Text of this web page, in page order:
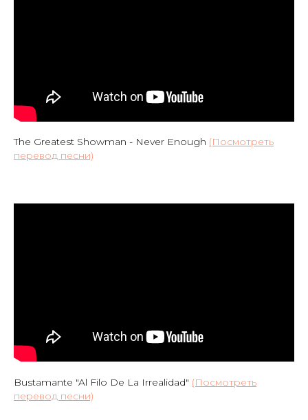
The Greatest Showman - Never Enough (Посмотреть
перевод песни)
Bustamante "Al Filo De La Irrealidad" (Посмотреть
перевод песни)